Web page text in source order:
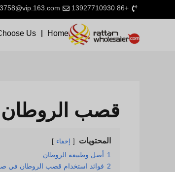
+86 13927710930
Home
Us
قصب الروطان
المحتويات إخفاء
1 أصل وطبيعة الروطان
2 فوائد استخدام قصب الروطان في